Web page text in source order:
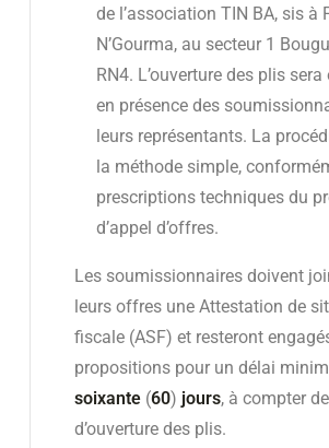
de l’association TIN BA, sis à
N’Gourma, au secteur 1
RN4. L’ouverture des plis
en présence des
leurs représentants. La
la méthode simple,
prescriptions techniques du
d’appel d’offres.
Les soumissionnaires doivent
leurs offres une Attestation de
fiscale (ASF) et resteront
propositions pour un délai
soixante (60) jours, à compter
d’ouverture des plis.